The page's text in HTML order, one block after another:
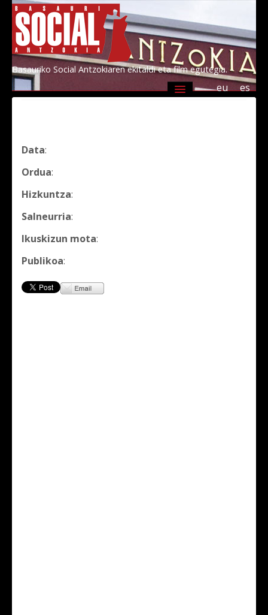
Basauriko Social Antzokiaren ekitaldi eta film egutegia.
es
eu
Data:
Ordua:
Hizkuntza:
Salneurria:
Ikuskizun mota:
Publikoa: